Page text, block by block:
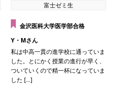
富士ゼミ生
金沢医科大学医学部合格
Y・Mさん
私は中高一貫の進学校に通っていま
した。とにかく授業の進行が早く、
ついていくので精一杯になっていま
した […]